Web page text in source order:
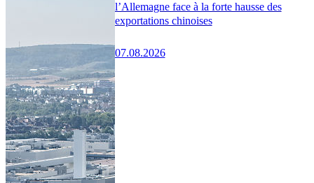
l’Allemagne face à la forte hausse des
exportations chinoises
07.08.2026